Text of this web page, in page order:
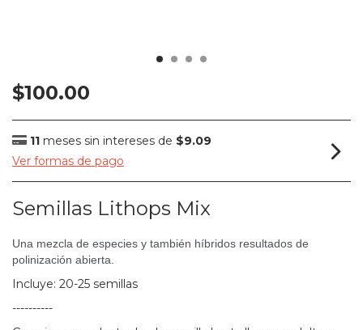
$100.00
11 meses sin intereses de $9.09
Ver formas de pago
Semillas Lithops Mix
Una mezcla de especies y también híbridos resultados de
polinización abierta.
Incluye: 20-25 semillas
----------